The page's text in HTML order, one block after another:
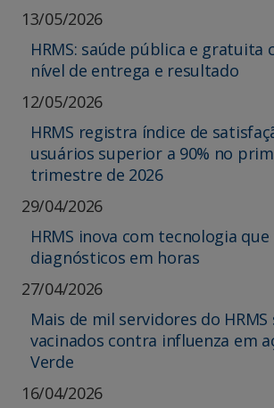
13/05/2026
HRMS: saúde pública e gratuita
nível de entrega e resultado
12/05/2026
HRMS registra índice de
usuários superior a 90% no
trimestre de 2026
29/04/2026
HRMS inova com tecnologia
diagnósticos em horas
27/04/2026
Mais de mil servidores do HRMS
vacinados contra influenza em
Verde
16/04/2026